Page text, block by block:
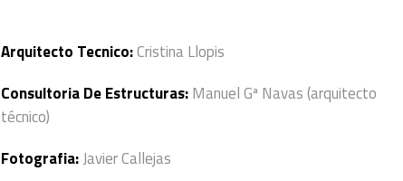
Arquitecto Tecnico:Cristina Llopis
Consultoria De Estructuras:Manuel Gª Navas (arquitecto
técnico)
Fotografia:Javier Callejas